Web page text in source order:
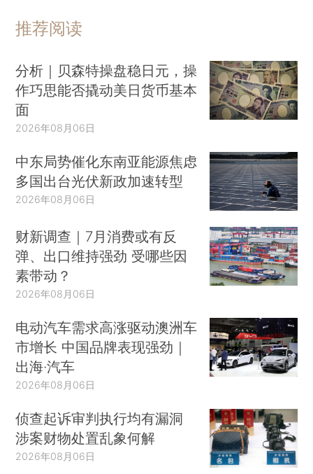
推荐阅读
分析｜贝森特操盘稳日元，操
作巧思能否撬动美日货币基本
面
2026年08月06日
中东局势催化东南亚能源焦虑
多国出台光伏新政加速转型
2026年08月06日
财新调查｜7月消费或有反
弹、出口维持强劲 受哪些因
素带动？
2026年08月06日
电动汽车需求高涨驱动澳洲车
市增长 中国品牌表现强劲｜
出海·汽车
2026年08月06日
侦查起诉审判执行均有漏洞
涉案财物处置乱象何解
2026年08月06日